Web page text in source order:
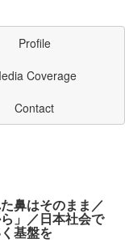
Profile
Coverage
Contact
鼻はそのまま／
」／日本社会で
基盤を